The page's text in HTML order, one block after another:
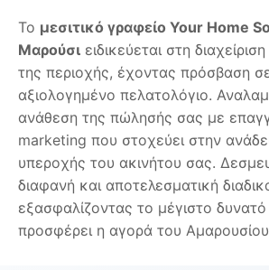
Το μεσιτικό γραφείο Your Home
Μαρούσι ειδικεύεται στη
της περιοχής, έχοντας πρόσβαση
αξιολογημένο πελατολόγιο.
ανάθεση της πώλησής σας με
marketing που στοχεύει στην
υπεροχής του ακινήτου σας.
διαφανή και αποτελεσματική
εξασφαλίζοντας το μέγιστο
προσφέρει η αγορά του